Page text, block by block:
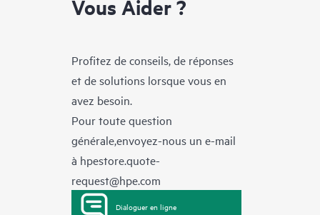
Vous Aider ?
Profitez de conseils, de réponses
et de solutions lorsque vous en
avez besoin.
Pour toute question
générale,envoyez-nous un e-mail
à hpestore.quote-
request@hpe.com
Dialoguer en ligne